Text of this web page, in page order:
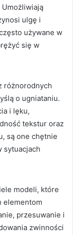
ulgę i
używane w
się w
różnorodnych
o ugniataniu.
i lęku,
tekstur oraz
są one chętnie
sytuacjach
modeli, które
elementom
przesuwanie i
zwinności